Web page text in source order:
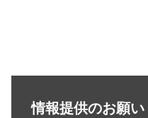
情報提供のお願い